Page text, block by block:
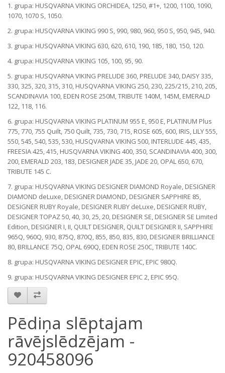
1. grupa: HUSQVARNA VIKING ORCHIDEA, 1250, #1+, 1200, 1100, 1090,
1070, 1070 S, 1050.
2. grupa: HUSQVARNA VIKING 990 S, 990, 980, 960, 950 S, 950, 945, 940.
3. grupa: HUSQVARNA VIKING 630, 620, 610, 190, 185, 180, 150, 120.
4. grupa: HUSQVARNA VIKING 105, 100, 95, 90.
5. grupa: HUSQVARNA VIKING PRELUDE 360, PRELUDE 340, DAISY 335,
330, 325, 320, 315, 310, HUSQVARNA VIKING 250, 230, 225/215, 210, 205,
SCANDINAVIA 100, EDEN ROSE 250M, TRIBUTE 140M, 145M, EMERALD
122, 118, 116.
6. grupa: HUSQVARNA VIKING PLATINUM 955 E, 950 E, PLATINUM Plus
775, 770, 755 Quilt, 750 Quilt, 735, 730, 715, ROSE 605, 600, IRIS, LILY 555,
550, 545, 540, 535, 530, HUSQVARNA VIKING 500, INTERLUDE 445, 435,
FREESIA 425, 415, HUSQVARNA VIKING 400, 350, SCANDINAVIA 400, 300,
200, EMERALD 203, 183, DESIGNER JADE 35, JADE 20, OPAL 650, 670,
TRIBUTE 145 C.
7. grupa: HUSQVARNA VIKING DESIGNER DIAMOND Royale, DESIGNER
DIAMOND deLuxe, DESIGNER DIAMOND, DESIGNER SAPPHIRE 85,
DESIGNER RUBY Royale, DESIGNER RUBY deLuxe, DESIGNER RUBY,
DESIGNER TOPAZ 50, 40, 30, 25, 20, DESIGNER SE, DESIGNER SE Limited
Edition, DESIGNER I, II, QUILT DESIGNER, QUILT DESIGNER II, SAPPHIRE
965Q, 960Q, 930, 875Q, 870Q, 855, 850, 835, 830, DESIGNER BRILLIANCE
80, BRILLANCE 75Q, OPAL 690Q, EDEN ROSE 250C, TRIBUTE 140C.
8. grupa: HUSQVARNA VIKING DESIGNER EPIC, EPIC 980Q.
9. grupa: HUSQVARNA VIKING DESIGNER EPIC 2, EPIC 95Q.
Pēdiņa slēptajam
rāvējslēdzējam -
920458096